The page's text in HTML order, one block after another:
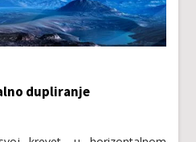
dupliranje